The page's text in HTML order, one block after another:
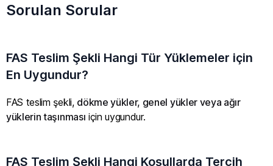
Sorulan Sorular
FAS Teslim Şekli Hangi Tür Yüklemeler için
En Uygundur?
FAS teslim şekli, dökme yükler, genel yükler veya ağır
yüklerin taşınması için uygundur.
FAS Teslim Şekli Hangi Koşullarda Tercih